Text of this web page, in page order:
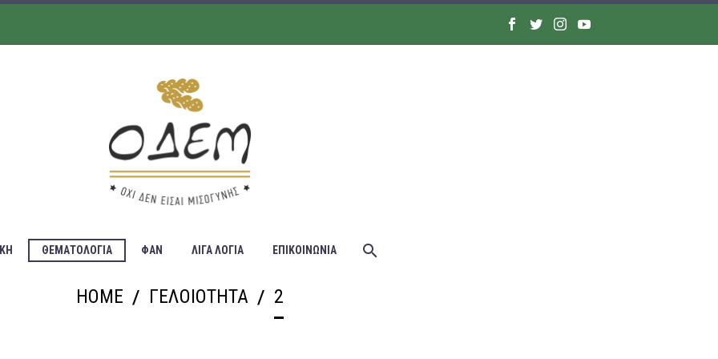
ΘΕΜΑΤΟΛΟΓΙΑ ΦΑΝ ΛΙΓΑ ΛΟΓΙΑ ΕΠΙΚΟΙΝΩΝΙΑ
HOME ΓΕΛΟΙΟΤΗΤΑ 2